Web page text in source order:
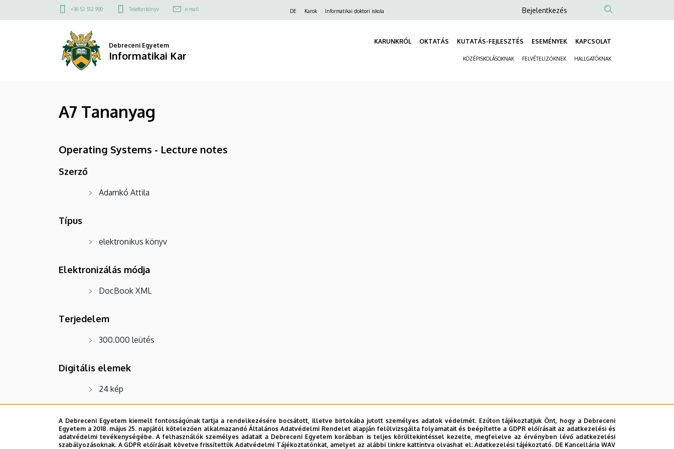
Tananyag
Informatikai
a
Felső
menü
+36 52 512 900 Telefonkönyv e-mail DE Karok Informatikai doktori iskola
Anonim
fiók
menüje
Bejelentkezés
Debreceni Egyetem
Informatikai Kar
KARUNKRÓL OKTATÁS KUTATÁS-FEJLESZTÉS ESEMÉNYEK KAPCSOLAT
KÖZÉPISKOLÁSOKNAK FELVÉTELIZŐKNEK HALLGATÓKNAK
A7 Tananyag
Operating Systems - Lecture notes
Szerző
Adamkó Attila
Típus
elektronikus könyv
Elektronizálás módja
DocBook XML
Terjedelem
300.000 leütés
Digitális elemek
24 kép
Tartalom
Part I - The PC as your working tool: Introduction; Booting strategies; Filesystems; File handling; Filters; Process management; Archiving; Part II - The PC
A Debreceni Egyetem kiemelt fontosságúnak tartja a rendelkezésére bocsátott, illetve birtokába jutott személyes adatok védelmét. Ezúton tájékoztatjuk Önt, hogy a Debreceni
Egyetem a 2018. május 25. napjától kötelezően alkalmazandó Általános Adatvédelmi Rendelet alapján felülvizsgálta folyamatait és beépítette a GDPR előírásait az adatkezelési és
adatvédelmi tevékenységébe. A felhasználók személyes adatait a Debreceni Egyetem korábban is teljes körültekintéssel kezelte, megfelelve az érvényben lévő adatkezelési
szabályozásoknak. A GDPR előírásait követve frissítettük Adatvédelmi Tájékoztatónkat, amelyet az alábbi linkre kattintva olvashat el:Adatkezelési tájékoztató. DE Kancellária WAV